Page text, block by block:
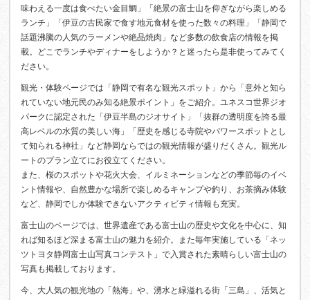
味わえる一度は食べたい金目鯛」「絶景の富士山を仰ぎながら楽しめる
ランチ」「伊豆の古民家で食す地元食材を使った数々の料理」「静岡で
話題沸騰の人気のラーメンや絶品焼肉」など多数の飲食店の情報を掲
載。どこでランチやディナーをしようか？と迷ったら是非使ってみてく
ださい。
観光・体験ページでは「静岡で有名な観光スポット」から「意外と知ら
れていない地元民のみ知る絶景ポイント」をご紹介。ユネスコ世界ジオ
パークに認定された「伊豆半島のジオサイト」「抜群の透明度を誇る最
高レベルの水質の美しい海」「歴史を感じる寺院やパワースポットとし
て知られる神社」など静岡ならではの観光情報が盛りだくさん。観光ル
ートのプラン立てにお役立てください。
また、桜のスポットや花火大会、イルミネーションなどの季節毎のイベ
ント情報や、自然豊かな場所で楽しめるキャンプや釣り、お茶摘み体験
など、静岡でしか体験できないアクティビティ情報も充実。
富士山のページでは、世界遺産である富士山の歴史や文化を中心に、知
れば知るほど深まる富士山の魅力を紹介。また毎年実施している「ネッ
ツトヨタ静岡富士山写真コンテスト」で入賞された素晴らしい富士山の
写真も掲載しております。
今、大人気の観光地の「熱海」や、湧水と緑溢れる街「三島」、活気と